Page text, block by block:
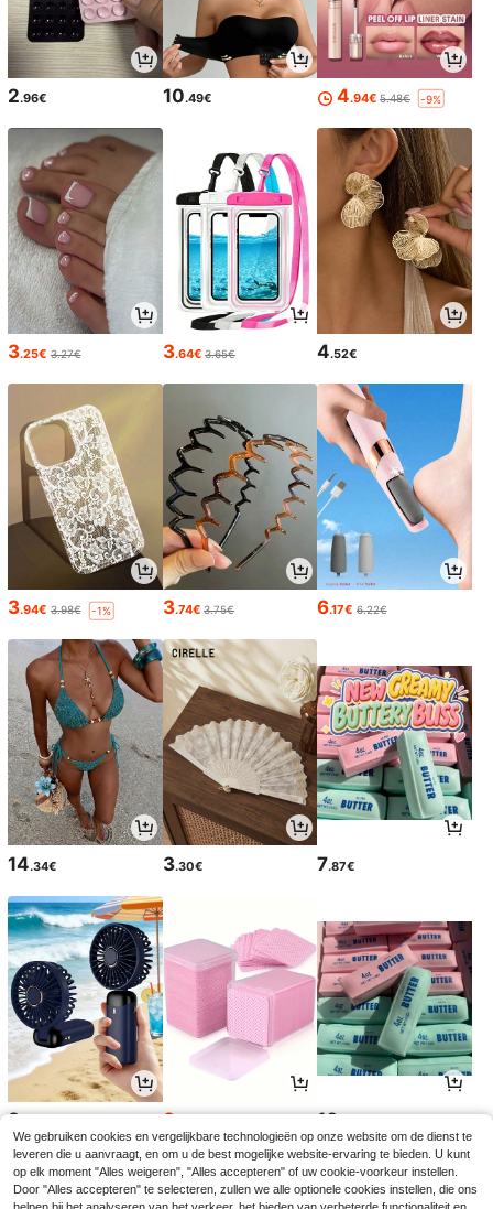
2.96€ 10.49€ 4.94€ 5.48€ -9%
3.25€ 3.27€ 3.64€ 3.65€ 4.52€
3.94€ 3.98€ -1% 3.74€ 3.75€ 6.17€ 6.22€
14.34€ 3.30€ 7.87€
3 3 10
We gebruiken cookies en vergelijkbare technologieën op onze website om de dienst te
leveren die u aanvraagt, en om u de best mogelijke website-ervaring te bieden. U kunt
op elk moment "Alles weigeren", "Alles accepteren" of uw cookie-voorkeur instellen.
Door "Alles accepteren" te selecteren, zullen we alle optionele cookies instellen, die ons